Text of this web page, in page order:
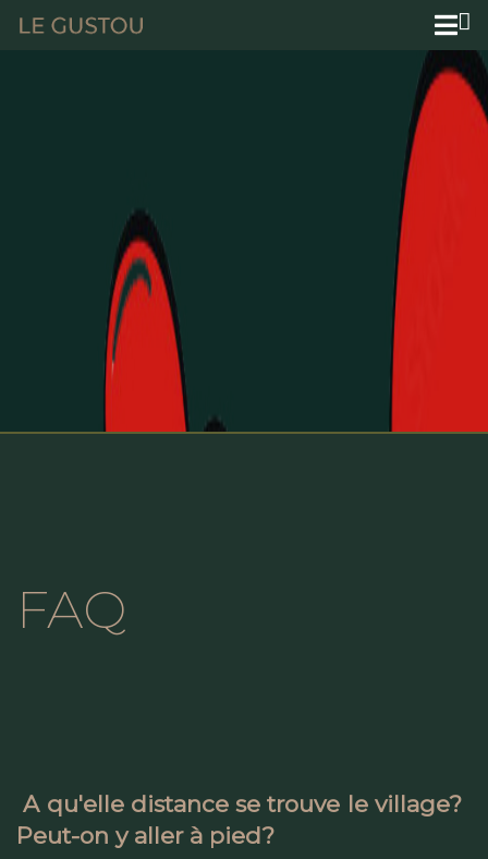
FAQ
A qu'elle distance se trouve le village?
Peut-on y aller à pied?